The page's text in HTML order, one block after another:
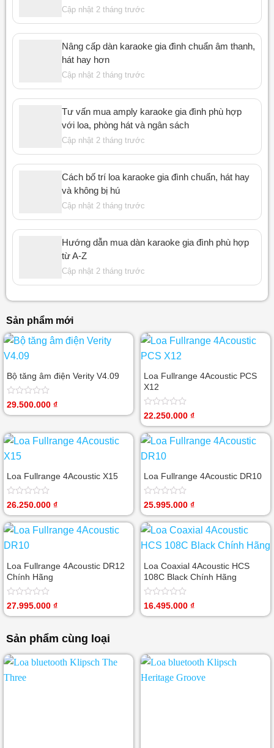
Cập nhật 2 tháng trước
Nâng cấp dàn karaoke gia đình chuẩn âm thanh,
hát hay hơn
Cập nhật 2 tháng trước
Tư vấn mua amply karaoke gia đình phù hợp
với loa, phòng hát và ngân sách
Cập nhật 2 tháng trước
Cách bố trí loa karaoke gia đình chuẩn, hát hay
và không bị hú
Cập nhật 2 tháng trước
Hướng dẫn mua dàn karaoke gia đình phù hợp
từ A-Z
Cập nhật 2 tháng trước
Sản phẩm mới
Bộ tăng âm điện Verity V4.09
Được
5
sao
29.500.000 ₫
Loa Fullrange 4Acoustic PCS
X12
Được
hạng
0
sao
22.250.000 ₫
Loa Fullrange 4Acoustic X15
Được
hạng
0
sao
26.250.000 ₫
Loa Fullrange 4Acoustic DR10
Được
hạng
0
sao
25.995.000 ₫
Loa Fullrange 4Acoustic DR12
Chính Hãng
Được
5
27.995.000 ₫
Loa Coaxial 4Acoustic HCS
108C Black Chính Hãng
Được
16.495.000 ₫
Sản phẩm cùng loại